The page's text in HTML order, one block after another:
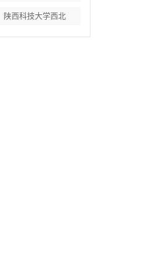
陕西科技大学西北